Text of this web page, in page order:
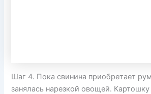
Шаг 4. Пока свинина приобретает
занялась нарезкой овощей. Картошку